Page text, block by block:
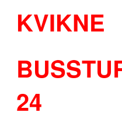
KVIKNE
24